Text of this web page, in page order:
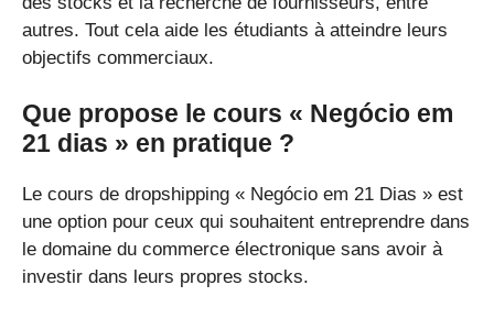
autres. Tout cela aide les étudiants à atteindre leurs
objectifs commerciaux.
Que propose le cours « Negócio em
21 dias » en pratique ?
Le cours de dropshipping « Negócio em 21 Dias » est
une option pour ceux qui souhaitent entreprendre dans
le domaine du commerce électronique sans avoir à
investir dans leurs propres stocks.